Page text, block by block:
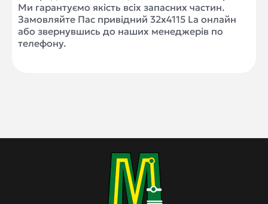
Ми гарантуємо якість всіх запасних частин.
Замовляйте Пас привідний 32x4115 La онлайн
або звернувшись до наших менеджерів по
телефону.